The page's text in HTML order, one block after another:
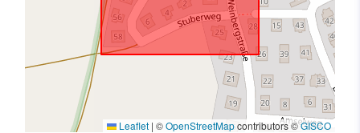
Leaflet | ©OpenStreetMapcontributors ©GISCO